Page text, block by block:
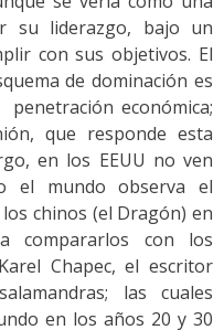
su liderazgo, bajo un
con sus objetivos. El
de dominación es
económica;
que responde esta
en los EEUU no ven
el mundo observa el
chinos (el Dragón) en
compararlos con los
Chapec, el escritor
las cuales
en los años 20 y 30